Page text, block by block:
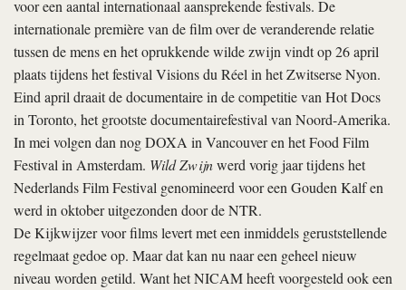
voor een aantal internationaal aansprekende festivals. De
internationale première van de film over de veranderende relatie
tussen de mens en het oprukkende wilde zwijn vindt op 26 april
plaats tijdens het festival Visions du Réel in het Zwitserse Nyon.
Eind april draait de documentaire in de competitie van Hot Docs
in Toronto, het grootste documentairefestival van Noord-Amerika.
In mei volgen dan nog DOXA in Vancouver en het Food Film
Festival in Amsterdam. Wild Zwijnwerd vorig jaar tijdens het
Nederlands Film Festival genomineerd voor een Gouden Kalf en
werd in oktober uitgezonden door de NTR.
De Kijkwijzer voor films levert met een inmiddels geruststellende
regelmaat gedoe op. Maar dat kan nu naar een geheel nieuw
niveau worden getild. Want het NICAM heeft voorgesteld ook een